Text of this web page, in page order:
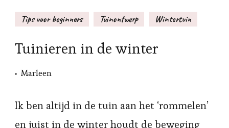
Tips voor beginners Tuinontwerp Wintertuin
Tuinieren in de winter
Marleen
Ik ben altijd in de tuin aan het ‘rommelen’
en juist in de winter houdt de beweging